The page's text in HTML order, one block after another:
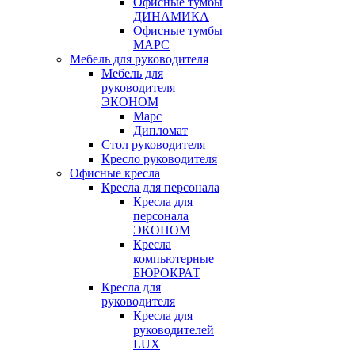
ДИНАМИКА
Офисные тумбы
МАРС
Мебель для руководителя
Мебель для
руководителя
ЭКОНОМ
Марс
Дипломат
Стол руководителя
Кресло руководителя
Офисные кресла
Кресла для персонала
Кресла для
персонала
ЭКОНОМ
Кресла
компьютерные
БЮРОКРАТ
Кресла для
руководителя
Кресла для
руководителей
LUX